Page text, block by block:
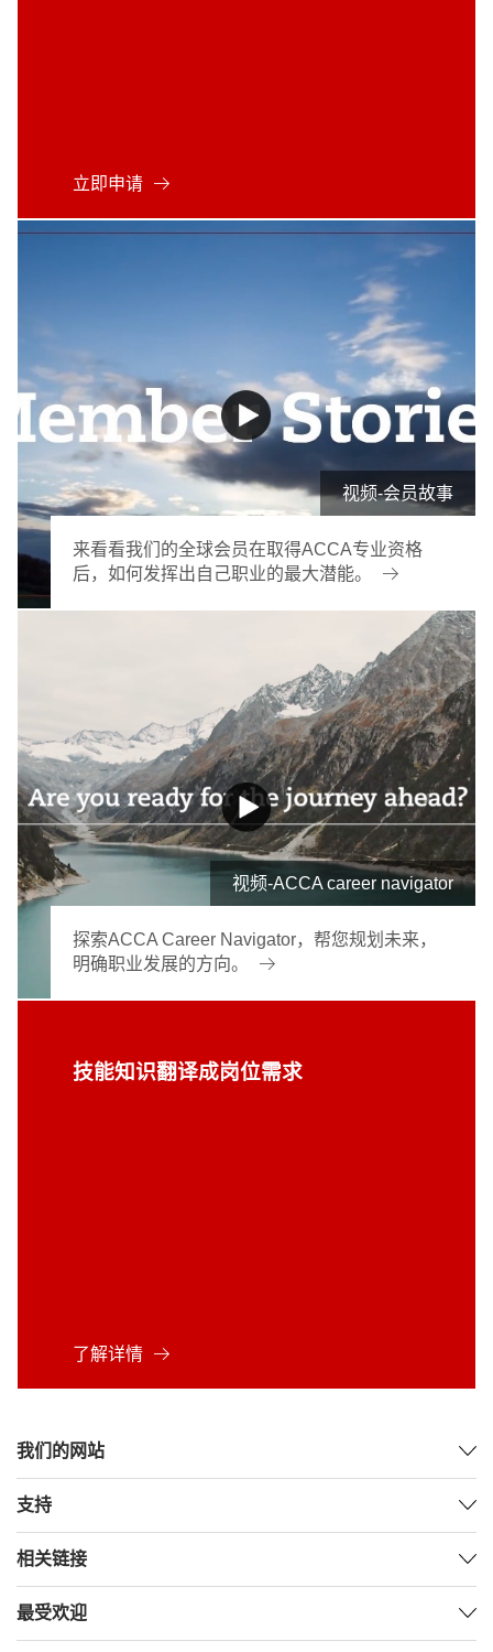
立即申请
视频-会员故事
来看看我们的全球会员在取得ACCA专业资格
后，如何发挥出自己职业的最大潜能。
视频-ACCA career navigator
探索ACCA Career Navigator，帮您规划未来，
明确职业发展的方向。
技能知识翻译成岗位需求
了解详情
我们的网站
支持
相关链接
最受欢迎